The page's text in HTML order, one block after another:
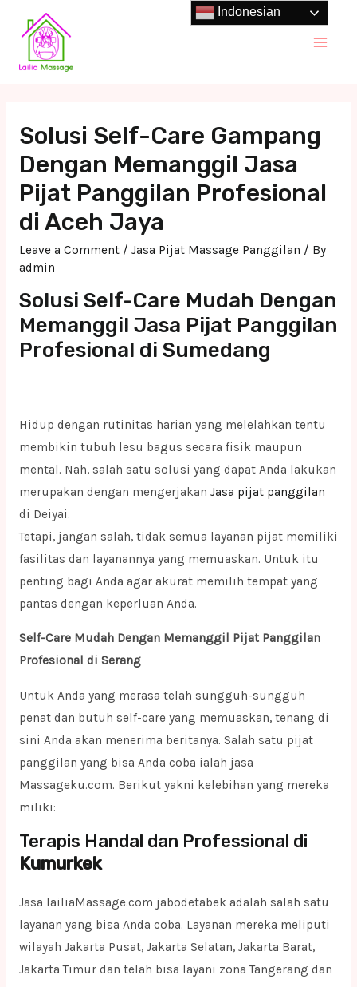
content
Solusi Self-Care Gampang
Dengan Memanggil Jasa
Pijat Panggilan Profesional
di Aceh Jaya
Leave a Comment / Jasa Pijat Massage Panggilan / By
admin
Solusi Self-Care Mudah Dengan
Memanggil Jasa Pijat Panggilan
Profesional di Sumedang
Hidup dengan rutinitas harian yang melelahkan tentu
membikin tubuh lesu bagus secara fisik maupun
mental. Nah, salah satu solusi yang dapat Anda lakukan
merupakan dengan mengerjakan Jasa pijat panggilan
di Deiyai.
Tetapi, jangan salah, tidak semua layanan pijat memiliki
fasilitas dan layanannya yang memuaskan. Untuk itu
penting bagi Anda agar akurat memilih tempat yang
pantas dengan keperluan Anda.
Self-Care Mudah Dengan Memanggil Pijat Panggilan
Profesional di Serang
Untuk Anda yang merasa telah sungguh-sungguh
penat dan butuh self-care yang memuaskan, tenang di
sini Anda akan menerima beritanya. Salah satu pijat
panggilan yang bisa Anda coba ialah jasa
Massageku.com. Berikut yakni kelebihan yang mereka
miliki:
Terapis Handal dan Professional di
Kumurkek
Jasa lailiaMassage.com jabodetabek adalah salah satu
layanan yang bisa Anda coba. Layanan mereka meliputi
wilayah Jakarta Pusat, Jakarta Selatan, Jakarta Barat,
Jakarta Timur dan telah bisa layani zona Tangerang dan
Indonesian